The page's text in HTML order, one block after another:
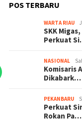
POS TERBARU
WARTA RIAU
SKK
Perkuat
NASIONAL
Komisaris
Dikabark…
PEKANBARU
Perkuat
Rokan Pa…